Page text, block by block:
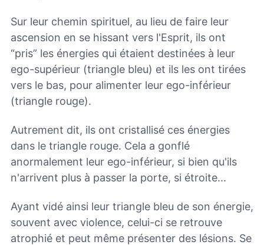
Sur leur chemin spirituel, au lieu de faire leur
ascension en se hissant vers l'Esprit, ils ont
“pris” les énergies qui étaient destinées à leur
ego-supérieur (triangle bleu) et ils les ont tirées
vers le bas, pour alimenter leur ego-inférieur
(triangle rouge).
Autrement dit, ils ont cristallisé ces énergies
dans le triangle rouge. Cela a gonflé
anormalement leur ego-inférieur, si bien qu'ils
n'arrivent plus à passer la porte, si étroite...
Ayant vidé ainsi leur triangle bleu de son énergie,
souvent avec violence, celui-ci se retrouve
atrophié et peut même présenter des lésions. Se